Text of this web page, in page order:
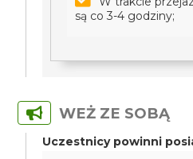
są co 3-4 godziny;
WEŻ ZE SOBĄ
Uczestnicy powinni